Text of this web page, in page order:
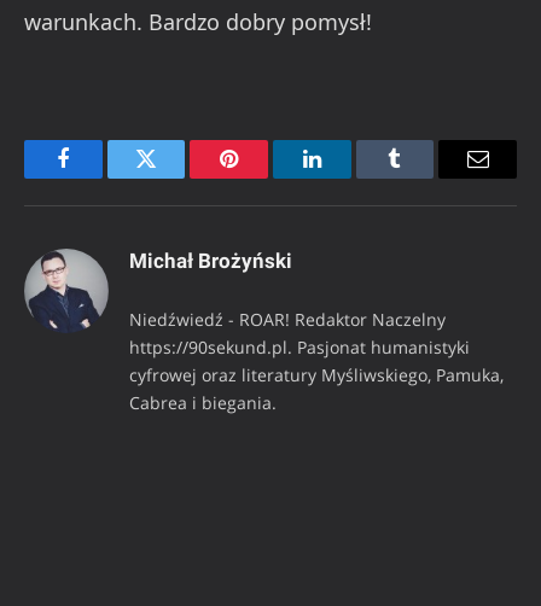
warunkach. Bardzo dobry pomysł!
FacebookTwitter Pinterest LinkedInTumblr Email
Michał Brożyński
Niedźwiedź - ROAR! Redaktor Naczelny
https://90sekund.pl. Pasjonat humanistyki
cyfrowej oraz literatury Myśliwskiego, Pamuka,
Cabrea i biegania.